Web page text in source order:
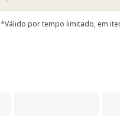
*Válido por tempo limitado, em